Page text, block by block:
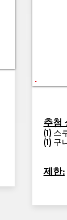
추첨
(1) 스
(1) 구
제한: